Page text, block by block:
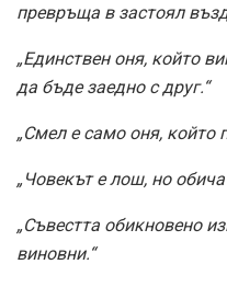
превръща в застоял
„Единствен оня, който
да бъде заедно с друг.“
„Смел е само оня, който
„Човекът е лош, но
„Съвестта обикновено
виновни.“